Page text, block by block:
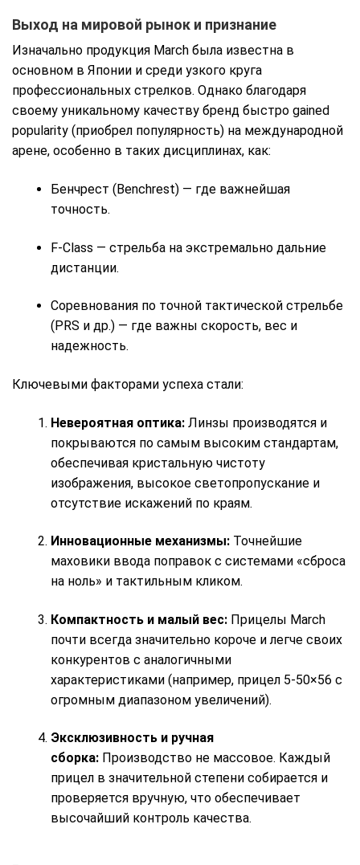
Выход на мировой рынок и признание
Изначально продукция March была известна в
основном в Японии и среди узкого круга
профессиональных стрелков. Однако благодаря
своему уникальному качеству бренд быстро gained
popularity (приобрел популярность) на международной
арене, особенно в таких дисциплинах, как:
Бенчрест (Benchrest) — где важнейшая
точность.
F-Class — стрельба на экстремально дальние
дистанции.
Соревнования по точной тактической стрельбе
(PRS и др.) — где важны скорость, вес и
надежность.
Ключевыми факторами успеха стали:
Невероятная оптика: Линзы производятся и
покрываются по самым высоким стандартам,
обеспечивая кристальную чистоту
изображения, высокое светопропускание и
отсутствие искажений по краям.
Инновационные механизмы: Точнейшие
маховики ввода поправок с системами «сброса
на ноль» и тактильным кликом.
Компактность и малый вес: Прицелы March
почти всегда значительно короче и легче своих
конкурентов с аналогичными
характеристиками (например, прицел 5-50×56 с
огромным диапазоном увеличений).
Эксклюзивность и ручная
сборка: Производство не массовое. Каждый
прицел в значительной степени собирается и
проверяется вручную, что обеспечивает
высочайший контроль качества.